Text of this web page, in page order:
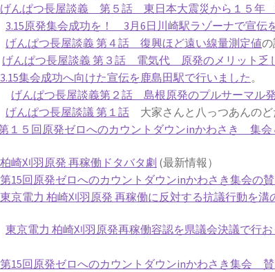
げんぱつ長屋談義 第５話 東日本大震災から１５年
3.15原発集会成功を！ 3月6日川崎駅ラゾーナで宣伝
げんぱつ長屋談義 第４話 復興ほど遠い線量測定値の
げんぱつ長屋談義 第３話 電気代 原発のメリット乏
3.15集会成功へ向けた宣伝を鹿島田駅で行いました 。
げんぱつ長屋談義第２話 島根原発のプルサーマル
げんぱつ長屋談議 第１話 大家さんと八っつあんのど
１５回原発ゼロへのカウントダウンinかわさき 集
柏崎刈羽原発 再稼働ドタバタ劇 (最新情報）
第15回原発ゼロへのカウントダウンinかわさき集会の
東京電力 柏崎刈羽原発 再稼働に反対する抗議行動を溝
東京電力 柏崎刈羽原発再稼働容認を県議会決議で行
第15回原発ゼロへのカウントダウンinかわさき集会